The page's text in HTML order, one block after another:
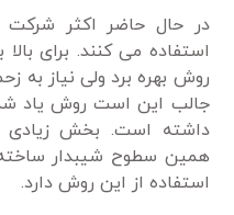
در حال حاضر اکثر شرکت
استفاده می کنند. برای
روش بهره برد ولی نیاز به
جالب این است روش یاد
داشته است. بخش زیادی
همین سطوح شیبدار
استفاده از این روش دارد.